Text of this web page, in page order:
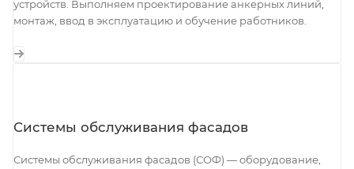
устройств. Выполняем проектирование анкерных линий,
монтаж, ввод в эксплуатацию и обучение работников.
Системы обслуживания фасадов
Системы обслуживания фасадов (СОФ) — оборудование,